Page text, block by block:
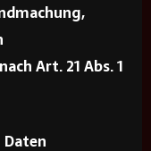
Art. 21 Abs. 1